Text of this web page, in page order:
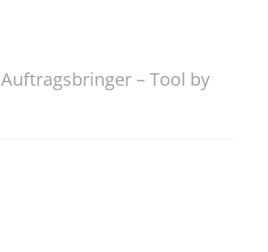
Auftragsbringer – Tool by